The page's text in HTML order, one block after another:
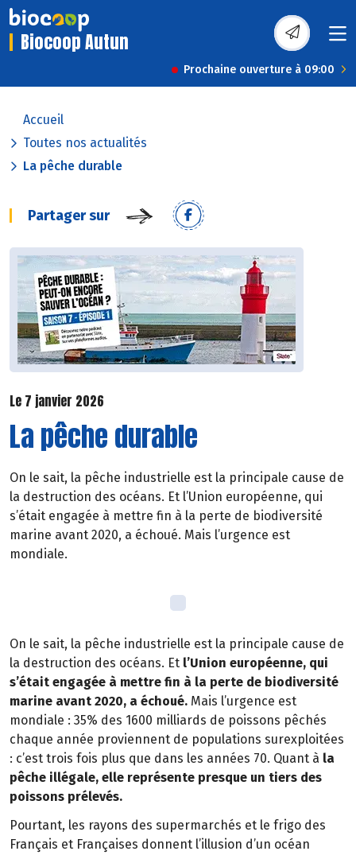
Biocoop Autun
Prochaine ouverture à 09:00
Accueil
Toutes nos actualités
La pêche durable
Partager sur
Le 7 janvier 2026
La pêche durable
On le sait, la pêche industrielle est la principale cause de
la destruction des océans. Et l’Union européenne, qui
s’était engagée à mettre fin à la perte de biodiversité
marine avant 2020, a échoué. Mais l’urgence est
mondiale.
On le sait, la pêche industrielle est la principale cause de
la destruction des océans. Et l’Union européenne, qui
s’était engagée à mettre fin à la perte de biodiversité
marine avant 2020, a échoué. Mais l’urgence est
mondiale : 35% des 1600 milliards de poissons pêchés
chaque année proviennent de populations surexploitées
: c’est trois fois plus que dans les années 70. Quant à la
pêche illégale, elle représente presque un tiers des
poissons prélevés.
Pourtant, les rayons des supermarchés et le frigo des
Français et Françaises donnent l’illusion d’un océan